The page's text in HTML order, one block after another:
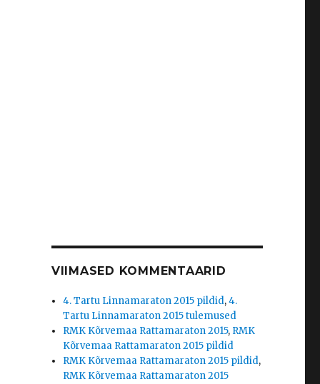
VIIMASED KOMMENTAARID
4. Tartu Linnamaraton 2015 pildid,4.
Tartu Linnamaraton 2015 tulemused
RMK Kõrvemaa Rattamaraton 2015, RMK
Kõrvemaa Rattamaraton 2015 pildid
RMK Kõrvemaa Rattamaraton 2015 pildid,
RMK Kõrvemaa Rattamaraton 2015